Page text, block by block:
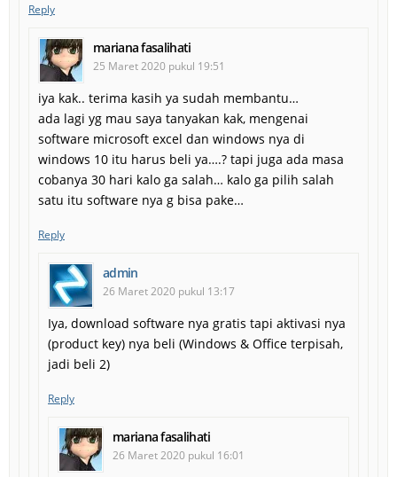
Reply
mariana fasalihati
25 Maret 2020 pukul 19:51
iya kak.. terima kasih ya sudah membantu…
ada lagi yg mau saya tanyakan kak, mengenai
software microsoft excel dan windows nya di
windows 10 itu harus beli ya….? tapi juga ada masa
cobanya 30 hari kalo ga salah… kalo ga pilih salah
satu itu software nya g bisa pake…
Reply
admin
26 Maret 2020 pukul 13:17
Iya, download software nya gratis tapi aktivasi nya
(product key) nya beli (Windows & Office terpisah,
jadi beli 2)
Reply
mariana fasalihati
26 Maret 2020 pukul 16:01